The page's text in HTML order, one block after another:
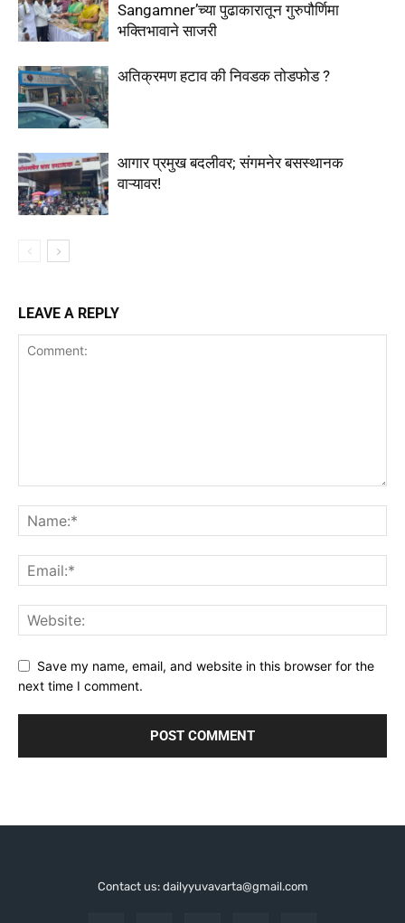
Sangamner’च्या पुढाकारातून गुरुपौर्णिमा
भक्तिभावाने साजरी
अतिक्रमण हटाव की निवडक तोडफोड ?
आगार प्रमुख बदलीवर; संगमनेर बसस्थानक
वाऱ्यावर!
LEAVE A REPLY
Save my name, email, and website in this browser for the
next time I comment.
Contact us: dailyyuvavarta@gmail.com